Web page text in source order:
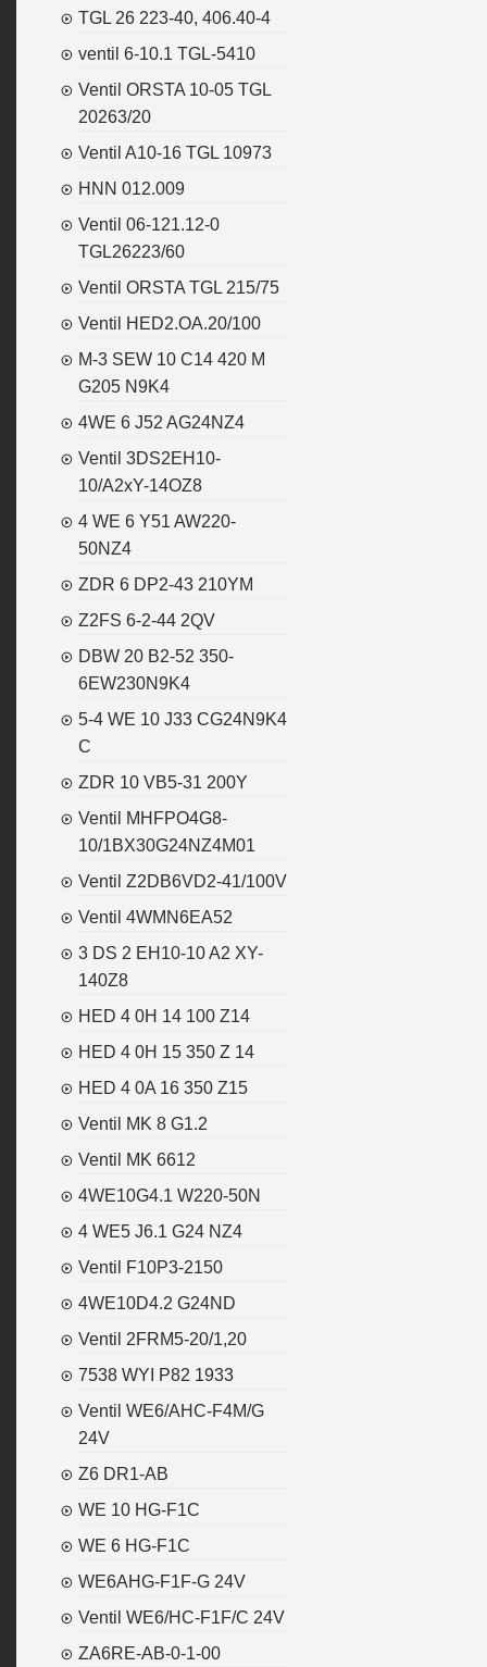
TGL 26 223-40, 406.40-4
ventil 6-10.1 TGL-5410
Ventil ORSTA 10-05 TGL
20263/20
Ventil A10-16 TGL 10973
HNN 012.009
Ventil 06-121.12-0
TGL26223/60
Ventil ORSTA TGL 215/75
Ventil HED2.OA.20/100
M-3 SEW 10 C14 420 M
G205 N9K4
4WE 6 J52 AG24NZ4
Ventil 3DS2EH10-
10/A2xY-14OZ8
4 WE 6 Y51 AW220-
50NZ4
ZDR 6 DP2-43 210YM
Z2FS 6-2-44 2QV
DBW 20 B2-52 350-
6EW230N9K4
5-4 WE 10 J33 CG24N9K4
C
ZDR 10 VB5-31 200Y
Ventil MHFPO4G8-
10/1BX30G24NZ4M01
Ventil Z2DB6VD2-41/100V
Ventil 4WMN6EA52
3 DS 2 EH10-10 A2 XY-
140Z8
HED 4 0H 14 100 Z14
HED 4 0H 15 350 Z 14
HED 4 0A 16 350 Z15
Ventil MK 8 G1.2
Ventil MK 6612
4WE10G4.1 W220-50N
4 WE5 J6.1 G24 NZ4
Ventil F10P3-2150
4WE10D4.2 G24ND
Ventil 2FRM5-20/1,20
7538 WYI P82 1933
Ventil WE6/AHC-F4M/G
24V
Z6 DR1-AB
WE 10 HG-F1C
WE 6 HG-F1C
WE6AHG-F1F-G 24V
Ventil WE6/HC-F1F/C 24V
ZA6RE-AB-0-1-00